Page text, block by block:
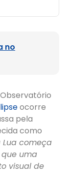
no
ocorre
pela
como
Lua começa
uma
visual de